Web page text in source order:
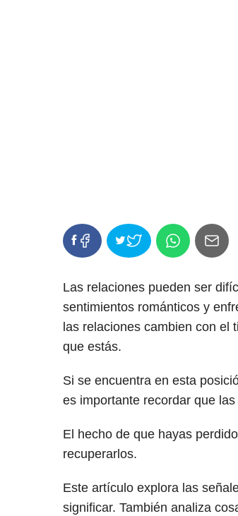
Las relaciones pueden ser
sentimientos románticos y
las relaciones cambien con el
que estás.
Si se encuentra en esta
es importante recordar que
El hecho de que hayas
recuperarlos.
Este artículo explora las
significar. También analiza